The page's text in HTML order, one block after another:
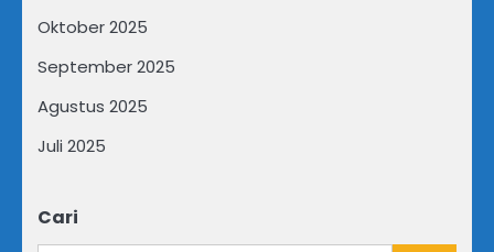
Oktober 2025
September 2025
Agustus 2025
Juli 2025
Cari